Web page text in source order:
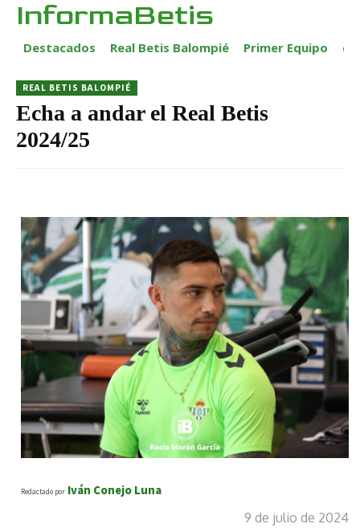
InformaBetis
Destacados Real Betis Balompié Primer Equipo
REAL BETIS BALOMPIÉ
Echa a andar el Real Betis
2024/25
Redactado por Iván Conejo Luna
9 de julio de 2024